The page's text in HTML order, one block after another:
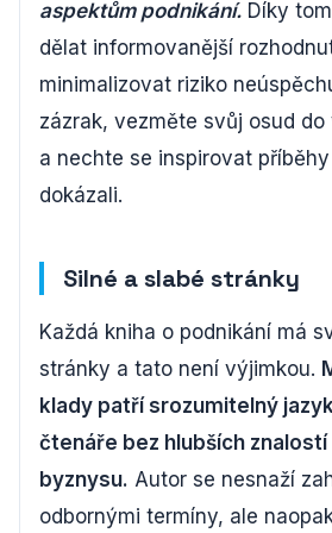
aspektům podnikání. Díky
dělat informovanější
minimalizovat riziko
zázrak, vezměte svůj osud
a nechte se inspirovat
dokázali.
Silné a slabé stránky
Každá kniha o podnikání má
stránky a tato není výjimkou.
klady patří srozumitelný
čtenáře bez hlubších
byznysu. Autor se nesnaží
odbornými termíny, ale